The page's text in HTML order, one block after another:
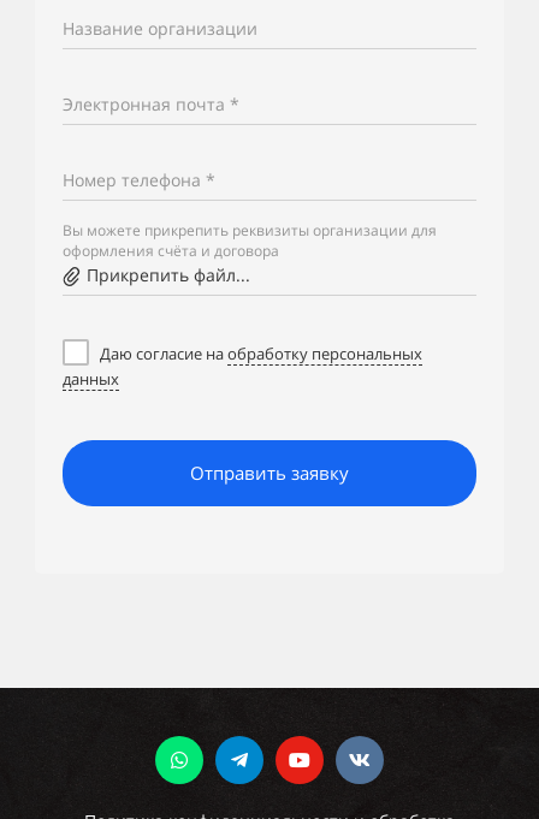
Название организации
Электронная почта *
Номер телефона *
Вы можете прикрепить реквизиты организации для
оформления счёта и договора
Прикрепить файл...
Даю согласие наобработку персональных
данных
Отправить заявку